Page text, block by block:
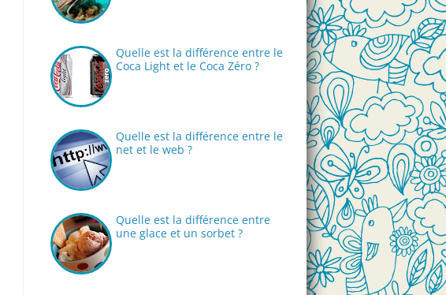
Quelle est la différence entre le
Coca Light et le Coca Zéro ?
Quelle est la différence entre le
net et le web ?
Quelle est la différence entre
une glace et un sorbet ?